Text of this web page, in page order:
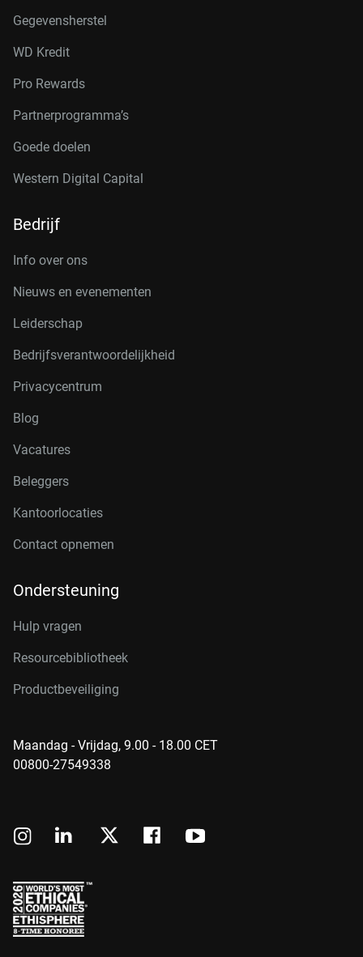
Gegevensherstel
WD Kredit
Pro Rewards
Partnerprogramma’s
Goede doelen
Western Digital Capital
Bedrijf
Info over ons
Nieuws en evenementen
Leiderschap
Bedrijfsverantwoordelijkheid
Privacycentrum
Blog
Vacatures
Beleggers
Kantoorlocaties
Contact opnemen
Ondersteuning
Hulp vragen
Resourcebibliotheek
Productbeveiliging
Maandag - Vrijdag, 9.00 - 18.00 CET
00800-27549338